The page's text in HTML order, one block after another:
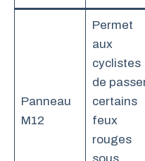
Panneau
M12
Permet
aux
cyclistes
de
certains
feux
rouges